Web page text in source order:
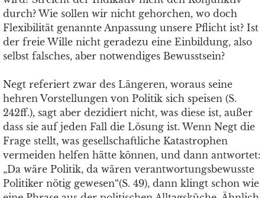
durch? Wie sollen wir nicht gehorchen, wo doch
Flexibilität genannte Anpassung unsere Pflicht ist? Ist
der freie Wille nicht geradezu eine Einbildung, also
selbst falsches, aber notwendiges Bewusstsein?
Negt referiert zwar des Längeren, woraus seine
hehren Vorstellungen von Politik sich speisen (S.
242ff.), sagt aber dezidiert nicht, was diese ist, außer
dass sie auf jeden Fall die Lösung ist. Wenn Negt die
Frage stellt, was gesellschaftliche Katastrophen
vermeiden helfen hätte können, und dann antwortet:
„Da wäre Politik, da wären verantwortungsbewusste
Politiker nötig gewesen“(S. 49), dann klingt schon wie